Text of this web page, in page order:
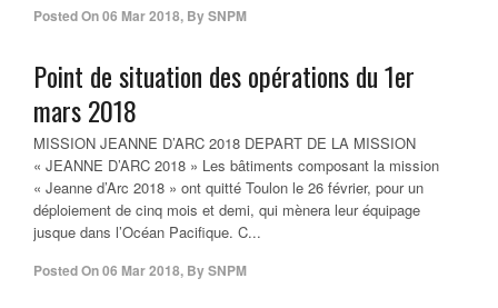
Posted On06 Mar 2018, BySNPM
Point de situation des opérations du 1er
mars 2018
MISSION JEANNE D’ARC 2018 DEPART DE LA MISSION
« JEANNE D’ARC 2018 » Les bâtiments composant la mission
« Jeanne d’Arc 2018 » ont quitté Toulon le 26 février, pour un
déploiement de cinq mois et demi, qui mènera leur équipage
jusque dans l’Océan Pacifique. C...
Posted On06 Mar 2018, BySNPM